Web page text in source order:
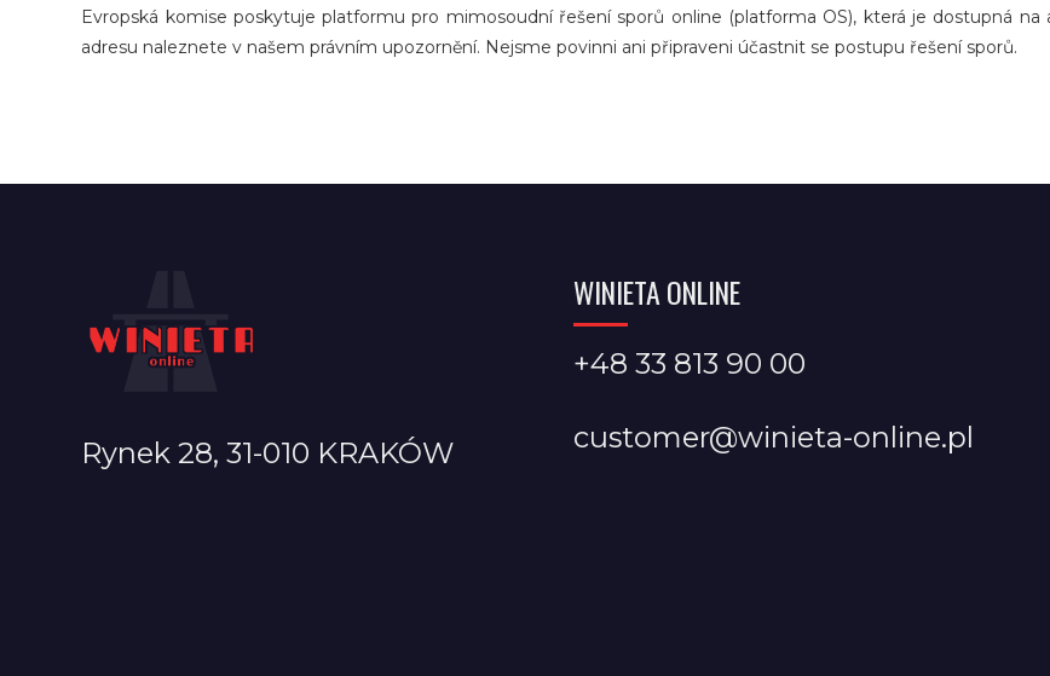
Evropská komise poskytuje platformu pro mimosoudní řešení sporů online (platforma OS), která je dostupná na
adresu naleznete v našem právním upozornění. Nejsme povinni ani připraveni účastnit se postupu řešení sporů.
Rynek 28, 31-010 KRAKÓW
WINIETA ONLINE
+48 33 813 90 00
customer@winieta-online.pl